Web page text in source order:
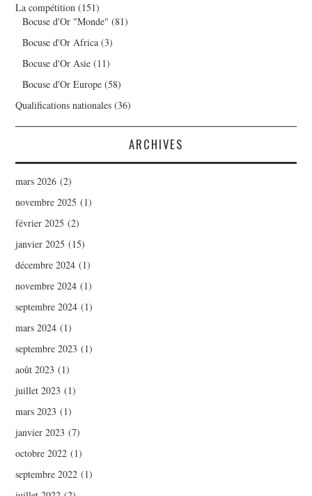
La compétition (151)
Bocuse d'Or "Monde" (81)
Bocuse d'Or Africa (3)
Bocuse d'Or Asie (11)
Bocuse d'Or Europe (58)
Qualifications nationales (36)
ARCHIVES
mars 2026 (2)
novembre 2025 (1)
février 2025 (2)
janvier 2025 (15)
décembre 2024 (1)
novembre 2024 (1)
septembre 2024 (1)
mars 2024 (1)
septembre 2023 (1)
août 2023 (1)
juillet 2023 (1)
mars 2023 (1)
janvier 2023 (7)
octobre 2022 (1)
septembre 2022 (1)